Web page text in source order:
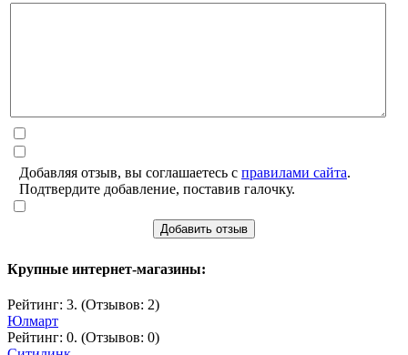
Добавляя отзыв, вы соглашаетесь с правилами сайта.
Подтвердите добавление, поставив галочку.
Добавить отзыв
Крупные интернет-магазины:
Рейтинг: 3. (Отзывов: 2)
Юлмарт
Рейтинг: 0. (Отзывов: 0)